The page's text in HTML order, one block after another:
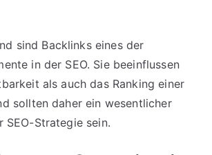
sind Backlinks eines der
in der SEO. Sie beeinflussen
als auch das Ranking einer
sollten daher ein wesentlicher
SEO-Strategie sein.